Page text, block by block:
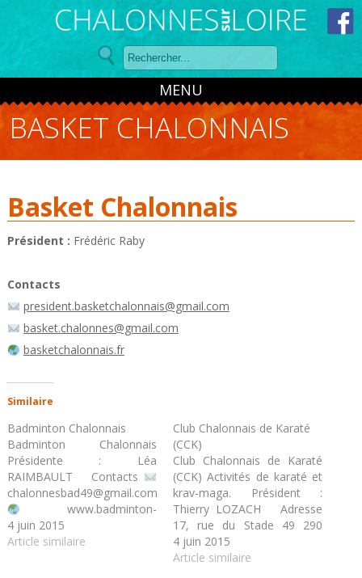
Panneau de gestion des cookies
MENU
BASKET CHALONNAIS
Basket Chalonnais
Président : Frédéric Raby
Contacts
president.basketchalonnais@gmail.com
basket.chalonnes@gmail.com
basketchalonnais.fr
Similaire
Badminton Chalonnais
Badminton Chalonnais
Présidente : Léa
RAIMBAULT Contacts
chalonnesbad49@gmail.com
www.badminton-
chalonnes.com
4 juin 2015
Article similaire
Club Chalonnais de Karaté
(CCK)
Club Chalonnais de Karaté
(CCK) Activités de karaté et
krav-maga. Président :
Thierry LOZACH Adresse
17, rue du Stade 49 290
CHAUDEFONDS SUR
LAYON Contacts
4 juin 2015
Article similaire